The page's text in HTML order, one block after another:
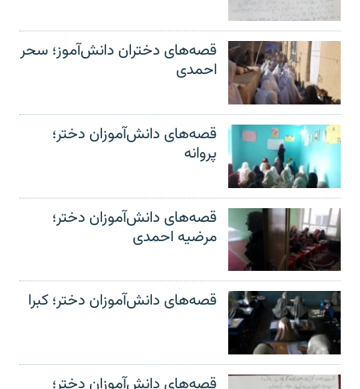
قصه‌های دختران دانش‌آموز؛ سحر
احمدی
قصه‌های دانش‌آموزان دختر؛
پروانه
قصه‌های دانش‌آموزان دختر؛
مرضیه احمدی
قصه‌های دانش‌آموزان دختر؛ کبرا